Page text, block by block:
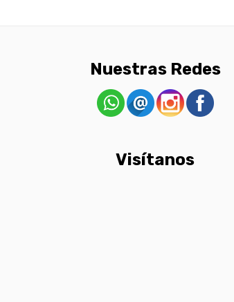
Nuestras Redes
Visítanos